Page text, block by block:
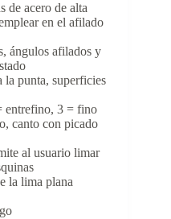
de acero de alta
en el afilado
ángulos afilados y
la punta, superficies
entrefino, 3 = fino
canto con picado
al usuario limar
la lima plana